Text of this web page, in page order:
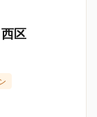
区